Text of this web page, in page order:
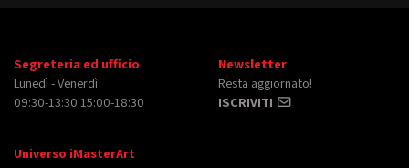
Segreteria ed ufficio
Lunedì - Venerdì
09:30-13:30 15:00-18:30
Newsletter
Resta aggiornato!
ISCRIVITI
Universo iMasterArt